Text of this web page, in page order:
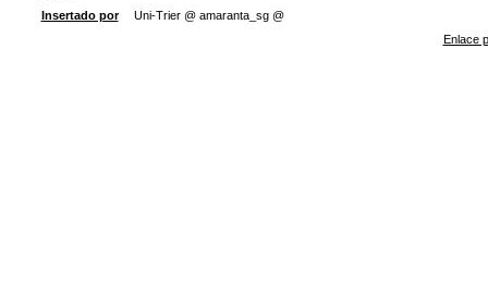
Insertado por
Uni-Trier @ amaranta_sg @
Enlace